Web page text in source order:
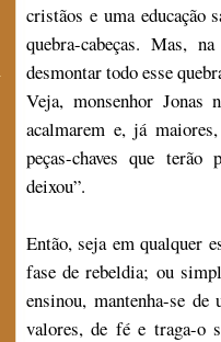
cristãos e uma educação
quebra-cabeças. Mas,
desmontar todo esse
Veja, monsenhor Jonas
acalmarem e, já
peças-chaves que terão
deixou”.
Então, seja em qualquer
fase de rebeldia; ou
ensinou, mantenha-se
valores, de fé e traga-o